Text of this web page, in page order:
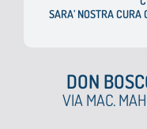
SARA’ NOSTRA CURA
DON
VIA MAC.